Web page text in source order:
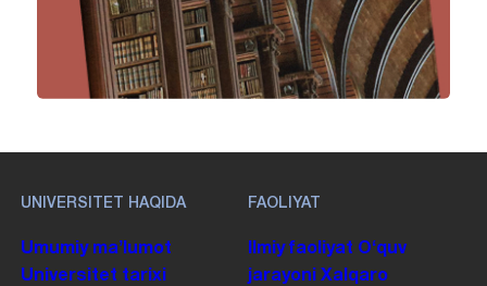
UNIVERSITET HAQIDA
Umumiy maʼlumot
Universitet tarixi
FAOLIYAT
Ilmiy faoliyat Oʻquv
jarayoni
Xalqaro